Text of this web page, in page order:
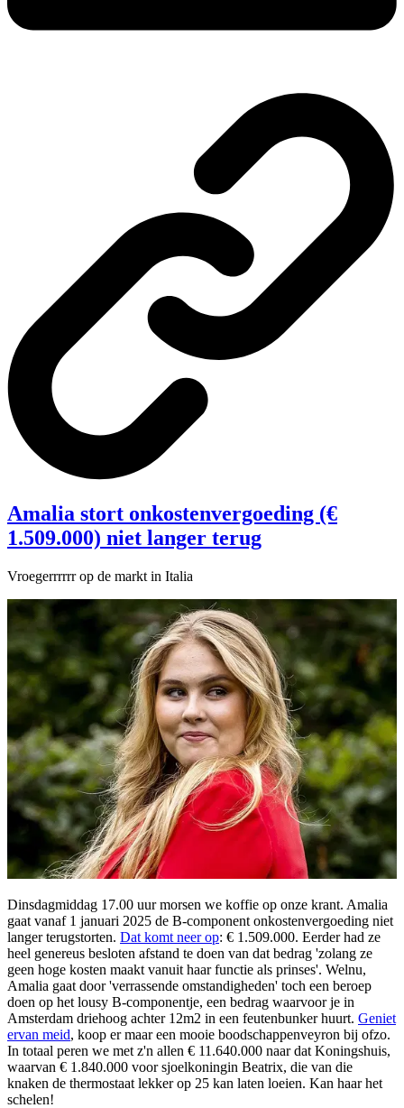
Amalia stort onkostenvergoeding (€
1.509.000) niet langer terug
Vroegerrrrrr op de markt in Italia
Dinsdagmiddag 17.00 uur morsen we koffie op onze krant. Amalia
gaat vanaf 1 januari 2025 de B-component onkostenvergoeding niet
langer terugstorten. Dat komt neer op: € 1.509.000. Eerder had ze
heel genereus besloten afstand te doen van dat bedrag 'zolang ze
geen hoge kosten maakt vanuit haar functie als prinses'. Welnu,
Amalia gaat door 'verrassende omstandigheden' toch een beroep
doen op het lousy B-componentje, een bedrag waarvoor je in
Amsterdam driehoog achter 12m2 in een feutenbunker huurt. Geniet
ervan meid, koop er maar een mooie boodschappenveyron bij ofzo.
In totaal peren we met z'n allen € 11.640.000 naar dat Koningshuis,
waarvan € 1.840.000 voor sjoelkoningin Beatrix, die van die
knaken de thermostaat lekker op 25 kan laten loeien. Kan haar het
schelen!